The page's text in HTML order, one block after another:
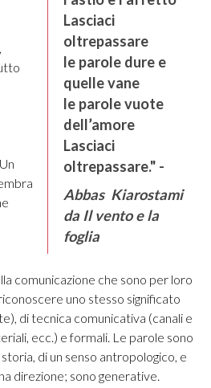
Lasciaci
oltrepassare
le parole dure e
quelle vane
le parole vuote
dell’amore
Lasciaci
oltrepassare." -
Abbas Kiarostami
da Il vento e la
foglia
comunicazione che sono per loro
uno stesso significato
di tecnica comunicativa (canali e
ecc.) e formali. Le parole sono
di un senso antropologico, e
direzione; sono generative.